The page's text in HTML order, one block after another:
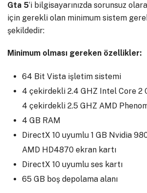
Gta 5‘i bilgisayarınızda sorunsuz
için gerekli olan minimum sistem
şekildedir:
Minimum olması gereken özellikler:
64 Bit Vista işletim sistemi
4 çekirdekli 2.4 GHZ Intel Core 2
4 çekirdekli 2.5 GHZ AMD
4 GB RAM
DirectX 10 uyumlu 1 GB Nvidia
AMD HD4870 ekran kartı
DirectX 10 uyumlu ses kartı
65 GB boş depolama alanı